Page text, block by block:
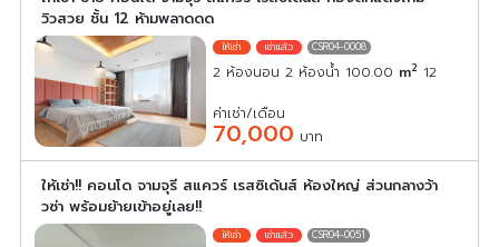
วิวสวย ชั้น 12 ห้ามพลาดดด
CSR04-0008
2 ห้องนอน 2 ห้องน้ำ 100.00 m2 12
ค่าเช่า/เดือน
70,000 บาท
ให้เช่า!! คอนโด จามจุรี สแควร์ เรสซิเด้นส์ ห้องใหญ่ ส่วนกลางว้า
วซ่า พร้อมย้ายเข้าอยู่เลย!!
CSR04-0051